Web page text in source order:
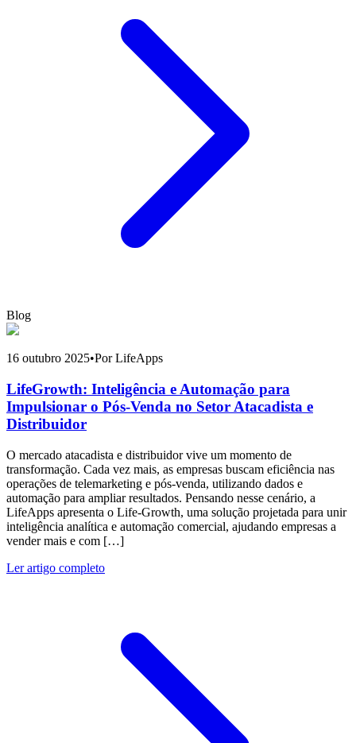
Blog
16 outubro 2025•Por LifeApps
LifeGrowth: Inteligência e Automação para
Impulsionar o Pós-Venda no Setor Atacadista e
Distribuidor
O mercado atacadista e distribuidor vive um momento de
transformação. Cada vez mais, as empresas buscam eficiência nas
operações de telemarketing e pós-venda, utilizando dados e
automação para ampliar resultados. Pensando nesse cenário, a
LifeApps apresenta o Life-Growth, uma solução projetada para unir
inteligência analítica e automação comercial, ajudando empresas a
vender mais e com […]
Ler artigo completo